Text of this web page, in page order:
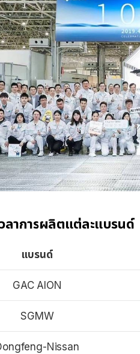
วลาการผลิตแต่ละแบรนด์
แบรนด์
GAC AION
SGMW
Nissan